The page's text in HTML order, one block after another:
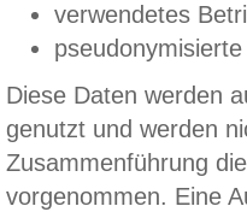
verwendetes
Diese Daten werden
genutzt und werden
Zusammenführung
vorgenommen. Eine